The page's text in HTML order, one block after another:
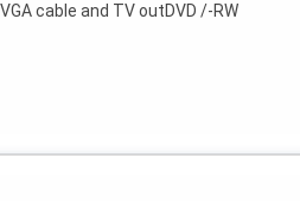
cable and TV outDVD /-RW